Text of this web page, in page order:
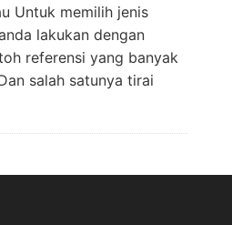
Untuk memilih jenis
lakukan dengan
referensi yang banyak
salah satunya tirai